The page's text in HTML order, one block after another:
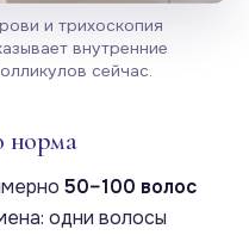
и трихоскопия
внутренние
сейчас.
норма
50–100 волос
одни волосы